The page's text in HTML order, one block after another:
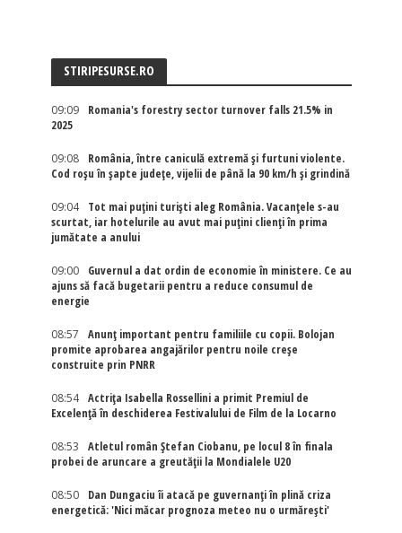
STIRIPESURSE.RO
09:09
Romania's forestry sector turnover falls 21.5% in
2025
09:08
România, între caniculă extremă și furtuni violente.
Cod roșu în șapte județe, vijelii de până la 90 km/h și grindină
09:04
Tot mai puțini turiști aleg România. Vacanțele s-au
scurtat, iar hotelurile au avut mai puțini clienți în prima
jumătate a anului
09:00
Guvernul a dat ordin de economie în ministere. Ce au
ajuns să facă bugetarii pentru a reduce consumul de
energie
08:57
Anunț important pentru familiile cu copii. Bolojan
promite aprobarea angajărilor pentru noile creșe
construite prin PNRR
08:54
Actriţa Isabella Rossellini a primit Premiul de
Excelenţă în deschiderea Festivalului de Film de la Locarno
08:53
Atletul român Ștefan Ciobanu, pe locul 8 în finala
probei de aruncare a greutății la Mondialele U20
08:50
Dan Dungaciu îi atacă pe guvernanți în plină criza
energetică: 'Nici măcar prognoza meteo nu o urmărești'